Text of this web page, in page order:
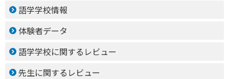
語学学校情報
体験者データ
語学学校に関するレビュー
先生に関するレビュー